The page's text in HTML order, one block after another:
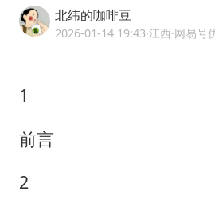
北纬的咖啡豆
2026-01-14 19:43·江西
1
前言
2